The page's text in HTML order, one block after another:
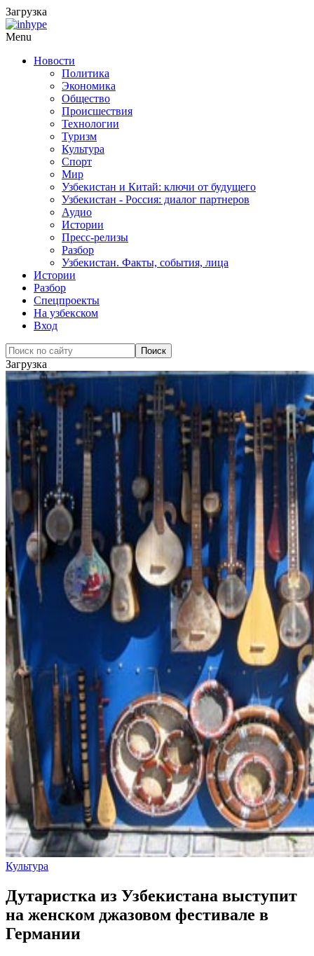
Загрузка
Menu
Новости
Политика
Экономика
Общество
Происшествия
Технологии
Туризм
Культура
Спорт
Мир
Узбекистан и Китай: ключи от будущего
Узбекистан - Россия: диалог партнеров
Аудио
Истории
Пресс-релизы
Разбор
Узбекистан. Факты, события, лица
Истории
Разбор
Спецпроекты
На узбекском
Вход
Загрузка
Культура
Дутаристка из Узбекистана выступит
на женском джазовом фестивале в
Германии